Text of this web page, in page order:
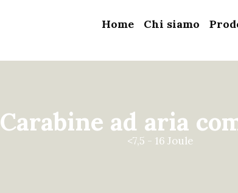
Home Chi siamo
Carabine ad aria
<7,5 - 16 Joule